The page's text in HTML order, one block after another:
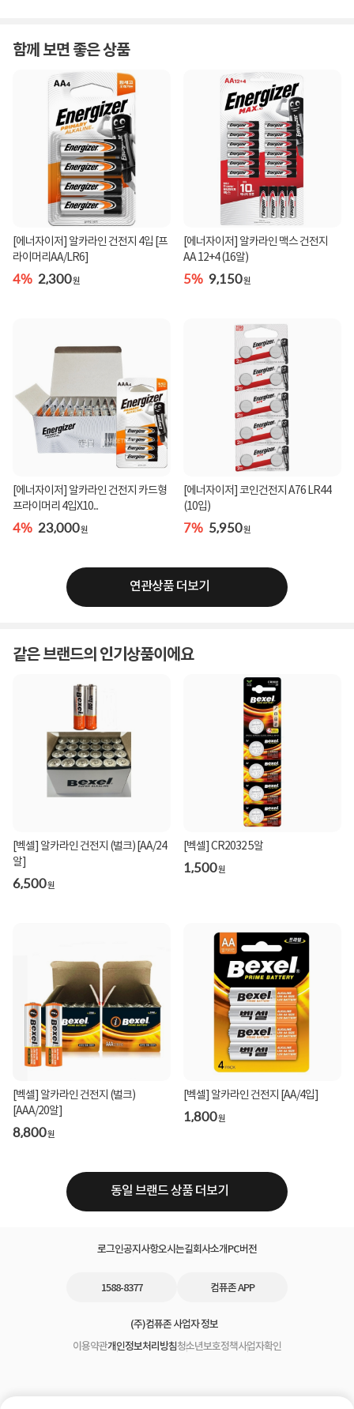
함께 보면 좋은 상품
[에너자이저] 알카라인 건전지 4입 [프
라이머리AA/LR6]
4% 2,300원
[에너자이저] 알카라인 맥스 건전지
AA 12+4 (16알)
5% 9,150원
[에너자이저] 알카라인 건전지 카드형
프라이머리 4입X10...
4% 23,000원
[에너자이저] 코인건전지 A76 LR44
(10입)
7% 5,950원
연관상품 더보기
같은 브랜드의 인기상품이에요
[벡셀] 알카라인 건전지 (벌크) [AA/24
알]
6,500원
[벡셀] CR2032 5알
1,500원
[벡셀] 알카라인 건전지 (벌크)
[AAA/20알]
8,800원
[벡셀] 알카라인 건전지 [AA/4입]
1,800원
동일 브랜드 상품 더보기
로그인공지사항오시는길회사소개PC버전
1588-8377 컴퓨존 APP
(주)컴퓨존 사업자 정보
이용약관개인정보처리방침청소년보호정책사업자확인